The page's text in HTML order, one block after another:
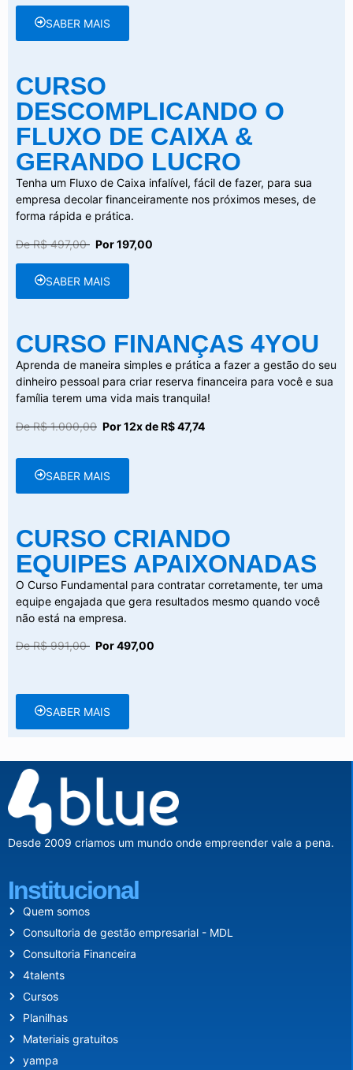
SABER MAIS
CURSO
DESCOMPLICANDO O
FLUXO DE CAIXA &
GERANDO LUCRO
Tenha um Fluxo de Caixa infalível, fácil de fazer, para sua
empresa decolar financeiramente nos próximos meses, de
forma rápida e prática.
De R$ 497,00 Por 197,00
SABER MAIS
CURSO FINANÇAS 4YOU
Aprenda de maneira simples e prática a fazer a gestão do seu
dinheiro pessoal para criar reserva financeira para você e sua
família terem uma vida mais tranquila!
De R$ 1.000,00 Por 12x de R$ 47,74
SABER MAIS
CURSO CRIANDO
EQUIPES APAIXONADAS
O Curso Fundamental para contratar corretamente, ter uma
equipe engajada que gera resultados mesmo quando você
não está na empresa.
De R$ 991,00 Por 497,00
SABER MAIS
Desde 2009 criamos um mundo onde empreender vale a pena.
Institucional
Quem somos
Consultoria de gestão empresarial - MDL
Consultoria Financeira
4talents
Cursos
Planilhas
Materiais gratuitos
yampa